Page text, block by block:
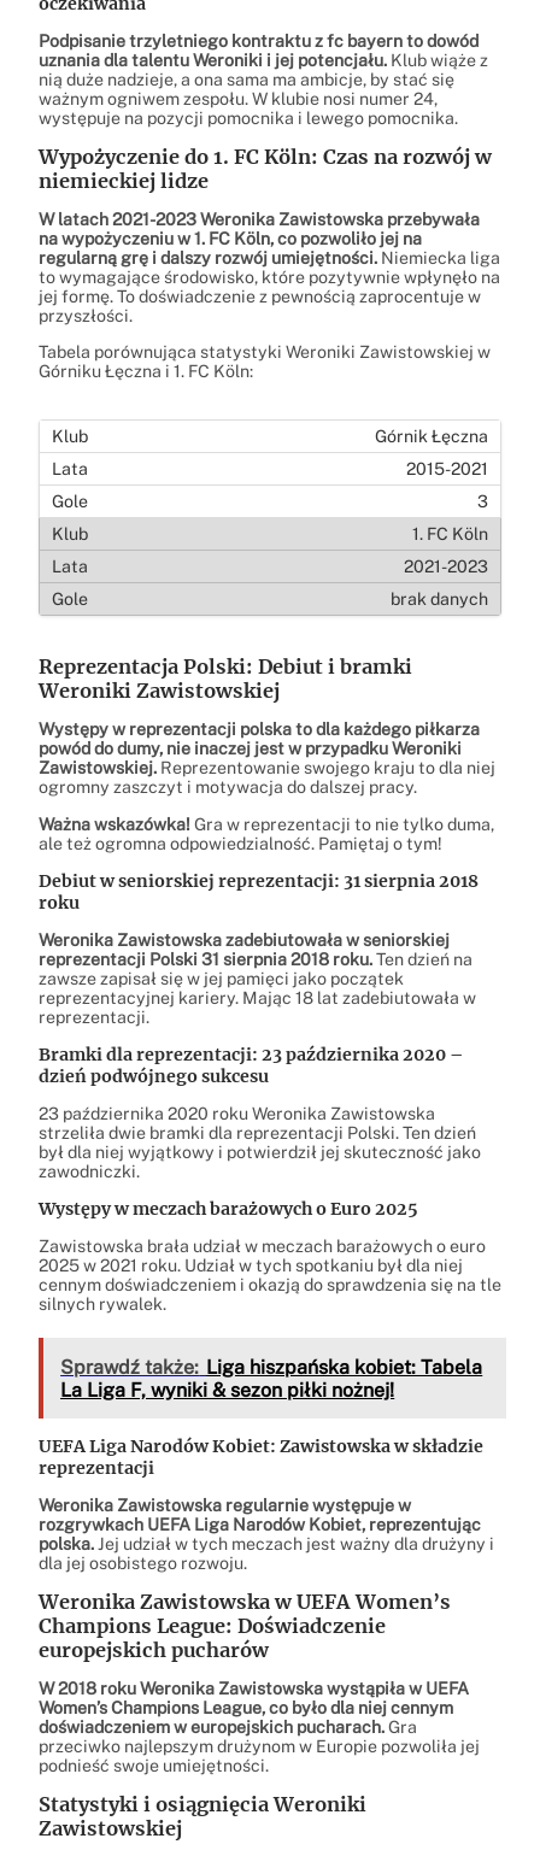
Podpisanie trzyletniego kontraktu z fc bayern to dowód
uznania dla talentu Weroniki i jej potencjału. Klub wiąże z
nią duże nadzieje, a ona sama ma ambicje, by stać się
ważnym ogniwem zespołu. W klubie nosi numer 24,
występuje na pozycji pomocnika i lewego pomocnika.
Wypożyczenie do 1. FC Köln: Czas na rozwój w
niemieckiej lidze
W latach 2021-2023 Weronika Zawistowska przebywała
na wypożyczeniu w 1. FC Köln, co pozwoliło jej na
regularną grę i dalszy rozwój umiejętności. Niemiecka liga
to wymagające środowisko, które pozytywnie wpłynęło na
jej formę. To doświadczenie z pewnością zaprocentuje w
przyszłości.
Tabela porównująca statystyki Weroniki Zawistowskiej w
Górniku Łęczna i 1. FC Köln:
Górnik Łęczna
2015-2021
3
1. FC Köln
2021-2023
brak danych
Reprezentacja Polski: Debiut i bramki
Weroniki Zawistowskiej
Występy w reprezentacji polska to dla każdego piłkarza
powód do dumy, nie inaczej jest w przypadku Weroniki
Zawistowskiej. Reprezentowanie swojego kraju to dla niej
ogromny zaszczyt i motywacja do dalszej pracy.
Ważna wskazówka! Gra w reprezentacji to nie tylko duma,
ale też ogromna odpowiedzialność. Pamiętaj o tym!
Debiut w seniorskiej reprezentacji: 31 sierpnia 2018
roku
Weronika Zawistowska zadebiutowała w seniorskiej
reprezentacji Polski 31 sierpnia 2018 roku.Ten dzień na
zawsze zapisał się w jej pamięci jako początek
reprezentacyjnej kariery. Mając 18 lat zadebiutowała w
reprezentacji.
Bramki dla reprezentacji: 23 października 2020 –
dzień podwójnego sukcesu
23 października 2020 roku Weronika Zawistowska
strzeliła dwie bramki dla reprezentacji Polski. Ten dzień
był dla niej wyjątkowy i potwierdził jej skuteczność jako
zawodniczki.
Występy w meczach barażowych o Euro 2025
Zawistowska brała udział w meczach barażowych o euro
2025 w 2021 roku. Udział w tych spotkaniu był dla niej
cennym doświadczeniem i okazją do sprawdzenia się na tle
silnych rywalek.
Sprawdź także: Liga hiszpańska kobiet: Tabela
La Liga F, wyniki & sezon piłki nożnej!
UEFA Liga Narodów Kobiet: Zawistowska w składzie
reprezentacji
Weronika Zawistowska regularnie występuje w
rozgrywkach UEFA Liga Narodów Kobiet, reprezentując
polska. Jej udział w tych meczach jest ważny dla drużyny i
dla jej osobistego rozwoju.
Weronika Zawistowska w UEFA Women’s
Champions League: Doświadczenie
europejskich pucharów
W 2018 roku Weronika Zawistowska wystąpiła w UEFA
Women’s Champions League, co było dla niej cennym
doświadczeniem w europejskich pucharach.Gra
przeciwko najlepszym drużynom w Europie pozwoliła jej
podnieść swoje umiejętności.
Statystyki i osiągnięcia Weroniki
Zawistowskiej